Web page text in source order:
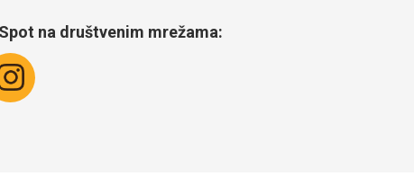
na društvenim mrežama: